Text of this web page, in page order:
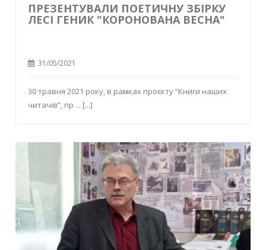
ПРЕЗЕНТУВАЛИ ПОЕТИЧНУ ЗБІРКУ
ЛЕСІ ГЕНИК "КОРОНОВАНА ВЕСНА"
31/05/2021
30 травня 2021 року, в рамках проєкту “Книги наших
читачів”, пр ... [...]